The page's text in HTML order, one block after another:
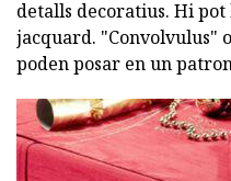
detalls decoratius. Hi
jacquard. "Convolvulus"
poden posar en un